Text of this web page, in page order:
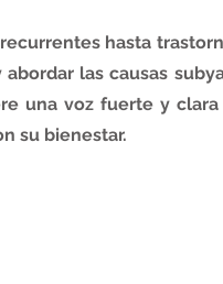
hasta
las causas
una voz fuerte y
su bienestar.